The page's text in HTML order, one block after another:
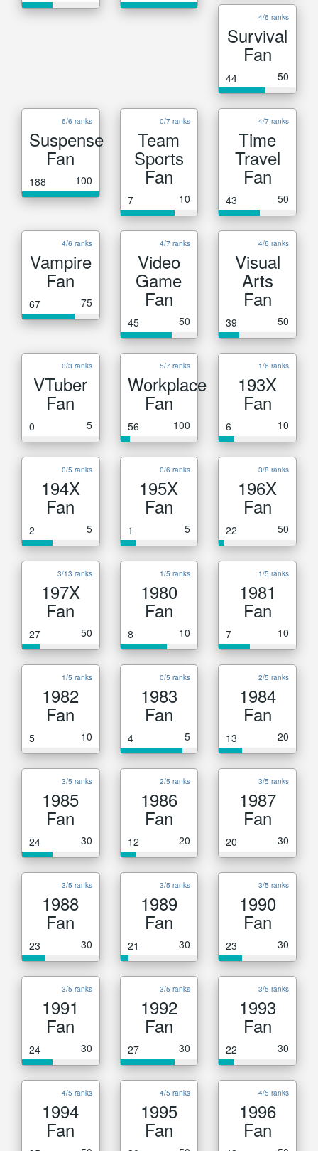
4/6 ranks
Survival
Fan
44 50
6/6 ranks
Suspense
Fan
188 100
0/7 ranks
Team
Sports
Fan
7 10
4/7 ranks
Time
Travel
Fan
43 50
4/6 ranks
Vampire
Fan
67 75
4/7 ranks
Video
Game
Fan
45 50
4/6 ranks
Visual
Arts
Fan
39 50
0/3 ranks
VTuber
Fan
0 5
5/7 ranks
Workplace
Fan
56 100
1/6 ranks
193X
Fan
6 10
0/5 ranks
194X
Fan
2 5
0/6 ranks
195X
Fan
1 5
3/8 ranks
196X
Fan
22 50
3/13 ranks
197X
Fan
27 50
1/5 ranks
1980
Fan
8 10
1/5 ranks
1981
Fan
7 10
1/5 ranks
1982
Fan
5 10
0/5 ranks
1983
Fan
4 5
2/5 ranks
1984
Fan
13 20
3/5 ranks
1985
Fan
24 30
2/5 ranks
1986
Fan
12 20
3/5 ranks
1987
Fan
20 30
3/5 ranks
1988
Fan
23 30
3/5 ranks
1989
Fan
21 30
3/5 ranks
1990
Fan
23 30
3/5 ranks
1991
Fan
24 30
3/5 ranks
1992
Fan
27 30
3/5 ranks
1993
Fan
22 30
4/5 ranks
1994
Fan
4/5 ranks
1995
Fan
4/5 ranks
1996
Fan